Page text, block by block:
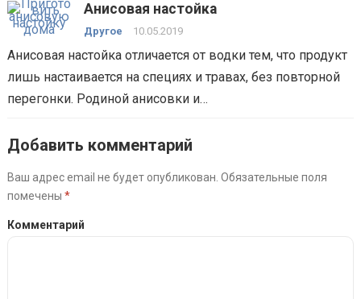
Анисовая настойка
Другое 10.05.2019
Анисовая настойка отличается от водки тем, что продукт
лишь настаивается на специях и травах, без повторной
перегонки. Родиной анисовки и…
Добавить комментарий
Ваш адрес email не будет опубликован. Обязательные поля
помечены *
Комментарий